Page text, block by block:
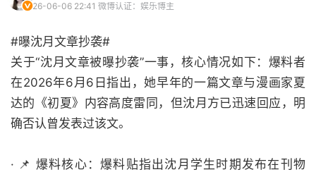
26-06-06 22:41 微博认证：娱乐博主
#曝沈月文章抄袭#
关于“沈月文章被曝抄袭”一事，核心情况如下：爆料者
在2026年6月6日指出，她早年的一篇文章与漫画家夏
达的《初夏》内容高度雷同，但沈月方已迅速回应，明
确否认曾发表过该文。
· 📌 爆料核心：爆料贴指出沈月学生时期发布在刊物